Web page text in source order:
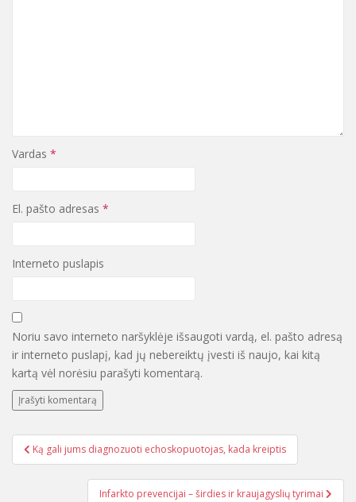
Vardas *
El. pašto adresas *
Interneto puslapis
Noriu savo interneto naršyklėje išsaugoti vardą, el. pašto adresą
ir interneto puslapį, kad jų nebereiktų įvesti iš naujo, kai kitą
kartą vėl norėsiu parašyti komentarą.
Navigacija tarp įrašų
Ką gali jums diagnozuoti echoskopuotojas, kada kreiptis
Infarkto prevencijai – širdies ir kraujagyslių tyrimai